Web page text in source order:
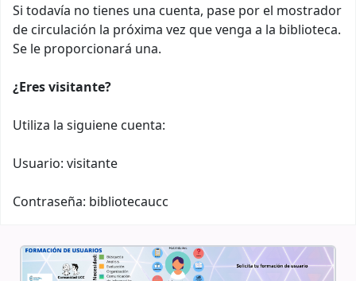
Si todavía no tienes una cuenta, pase por el mostrador
de circulación la próxima vez que venga a la biblioteca.
Se le proporcionará una.
¿Eres visitante?
Utiliza la siguiene cuenta:
Usuario: visitante
Contraseña: bibliotecaucc